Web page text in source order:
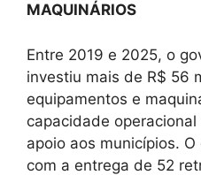
MAQUINÁRIOS
Entre 2019 e 2025, o
investiu mais de R$ 56
equipamentos e
capacidade
apoio aos municípios.
com a entrega de 52